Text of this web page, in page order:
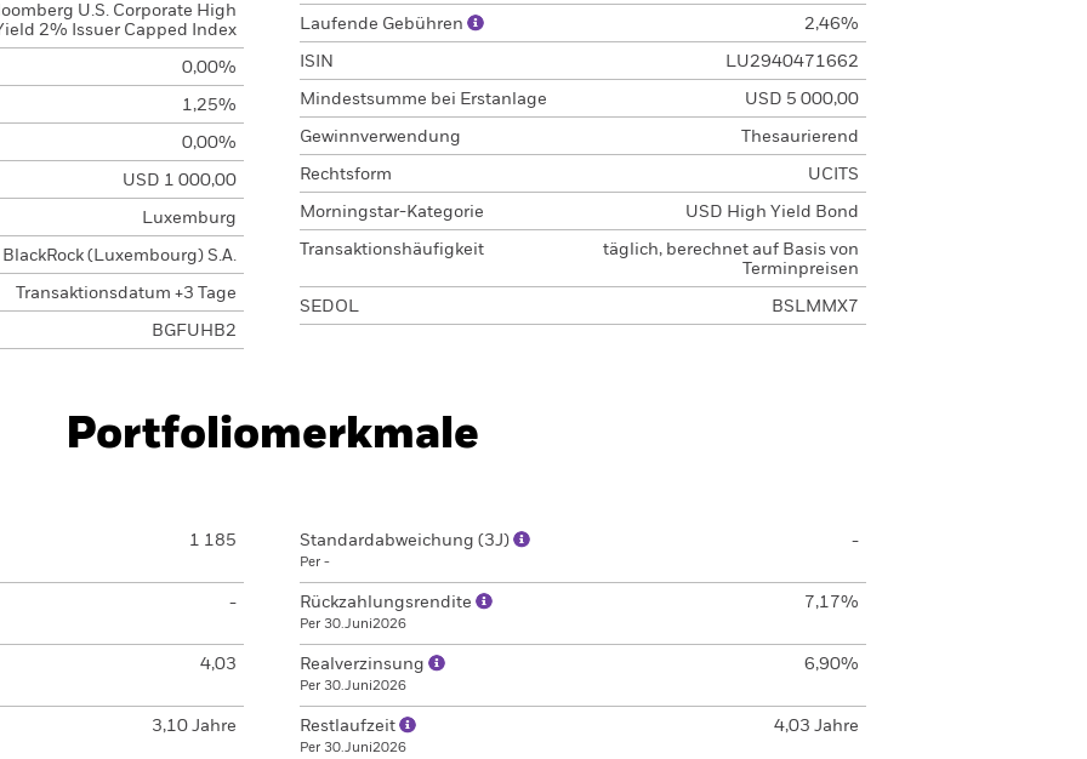
U.S. Corporate High
2% Issuer Capped Index
0,00%
1,25%
0,00%
USD 1 000,00
Luxemburg
BlackRock (Luxembourg) S.A.
Transaktionsdatum +3 Tage
BGFUHB2
Laufende Gebühren 2,46%
ISIN LU2940471662
Mindestsumme bei Erstanlage USD 5 000,00
Gewinnverwendung Thesaurierend
Rechtsform UCITS
Morningstar-Kategorie USD High Yield Bond
Transaktionshäufigkeit
täglich, berechnet auf Basis von
Terminpreisen
SEDOL BSLMMX7
Portfoliomerkmale
1 185
-
4,03
3,10 Jahre
Standardabweichung (3J)
Per -
-
Rückzahlungsrendite
Per 30.Juni2026
7,17%
Realverzinsung
Per 30.Juni2026
6,90%
Restlaufzeit
Per 30.Juni2026
4,03 Jahre